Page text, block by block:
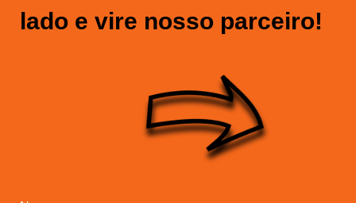
lado e vire nosso parceiro!